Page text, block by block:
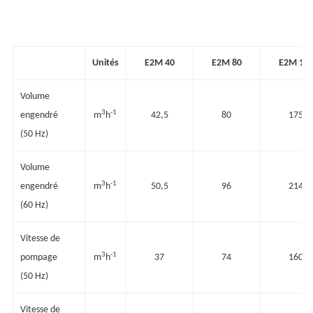
Unités E2M 40 E2M 80 E2M 175
Volume
engendré
(50 Hz)
m3 h-1 42,5 80 175
Volume
engendré
(60 Hz)
m3 h-1 50,5 96 214
Vitesse de
pompage
(50 Hz)
m3 h-1 37 74 160
Vitesse de